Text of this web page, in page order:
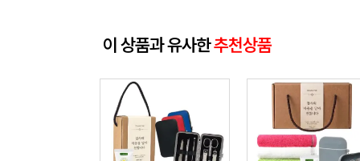
이 상품과 유사한추천상품